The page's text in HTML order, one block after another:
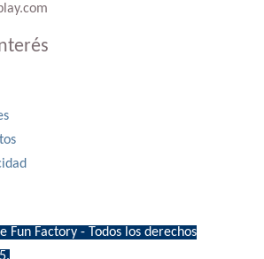
Fun Factory - Todos los derechos